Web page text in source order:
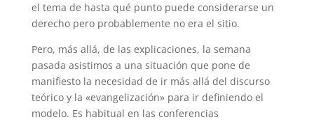
el tema de hasta qué punto puede considerarse un
derecho pero probablemente no era el sitio.
Pero, más allá, de las explicaciones, la semana
pasada asistimos a una situación que pone de
manifiesto la necesidad de ir más allá del discurso
teórico y la «evangelización» para ir definiendo el
modelo. Es habitual en las conferencias